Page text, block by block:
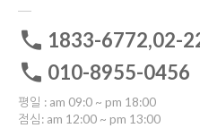
1833-6772,02-
010-8955-0456
평일 : am 09:0 ~ pm 18:00
점심: am 12:00 ~ pm 13:00